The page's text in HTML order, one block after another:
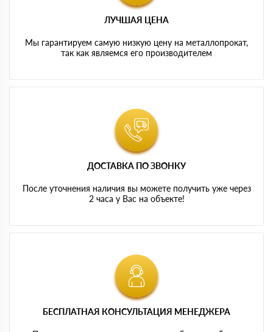
ЛУЧШАЯ ЦЕНА
Мы гарантируем самую низкую цену на металлопрокат,
так как являемся его производителем
ДОСТАВКА ПО ЗВОНКУ
После уточнения наличия вы можете получить уже через
2 часа у Вас на объекте!
БЕСПЛАТНАЯ КОНСУЛЬТАЦИЯ МЕНЕДЖЕРА